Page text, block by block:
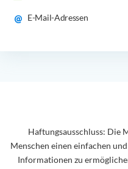
E-Mail-Adressen
Haftungsausschluss: Die
Menschen einen einfachen
Informationen zu